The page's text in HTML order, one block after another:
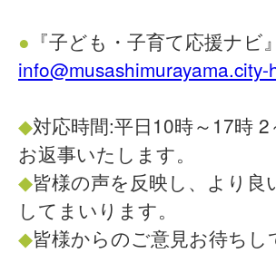
● 『子ども・子育て応援ナ
info@musashimurayama.city-
◆対応時間:平日10時～17時
お返事いたします。
◆皆様の声を反映し、より
してまいります。
◆皆様からのご意見お待ちし